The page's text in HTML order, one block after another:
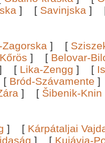
] [ Savinjska ]
] [
] [ Belovar-
[ Lika-Zengg ] [
[ Bród-Szávamente
] [ Šibenik-Knin
] [ Kárpátaljai
] [ Kujávia-